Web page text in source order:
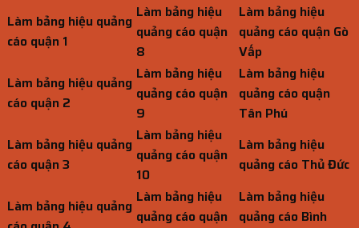
Làm bảng hiệu quảng
cáo quận 1
Làm bảng hiệu
quảng cáo quận
8
Làm bảng hiệu
quảng cáo quận Gò
Vấp
Làm bảng hiệu quảng
cáo quận 2
Làm bảng hiệu
quảng cáo quận
9
Làm bảng hiệu
quảng cáo quận
Tân Phú
Làm bảng hiệu quảng
cáo quận 3
Làm bảng hiệu
quảng cáo quận
10
Làm bảng hiệu
quảng cáo Thủ Đức
Làm bảng hiệu quảng Làm bảng hiệu
quảng cáo quận
Làm bảng hiệu
quảng cáo Bình